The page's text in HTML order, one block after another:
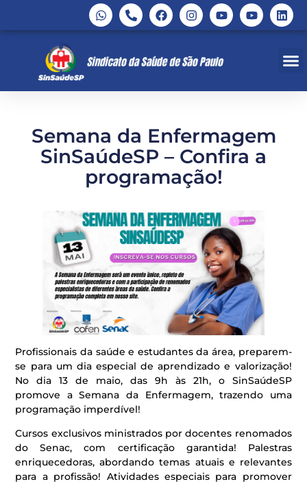
Semana da Enfermagem
SinSaúdeSP – Confira a
programação!
Profissionais da saúde e estudantes da área, preparem-
se para um dia especial de aprendizado e valorização!
No dia 13 de maio, das 9h às 21h, o SinSaúdeSP
promove a Semana da Enfermagem, trazendo uma
programação imperdível!
Cursos exclusivos ministrados por docentes renomados
do Senac, com certificação garantida! Palestras
enriquecedoras, abordando temas atuais e relevantes
para a profissão! Atividades especiais para promover